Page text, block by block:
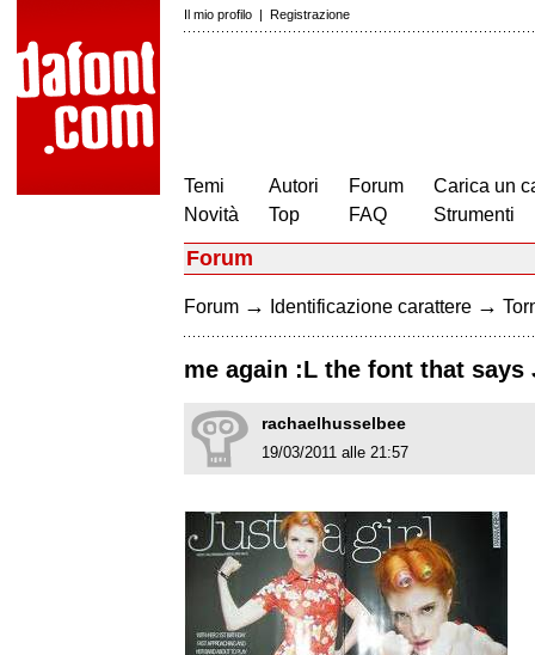
Il mio profilo | Registrazione
Temi
Novità
Autori
Top
Forum
FAQ
Carica un
Strumenti
Forum
Forum → Identificazione carattere →
me again :L the font that says
rachaelhusselbee
19/03/2011 alle 21:57